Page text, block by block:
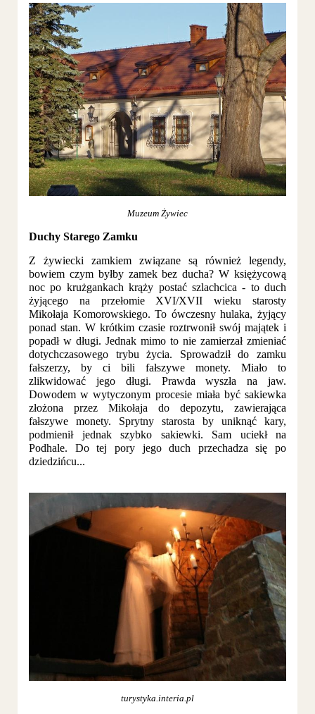
Muzeum Żywiec
Duchy Starego Zamku
Z żywiecki zamkiem związane są również legendy,
bowiem czym byłby zamek bez ducha? W księżycową
noc po krużgankach krąży postać szlachcica - to duch
żyjącego na przełomie XVI/XVII wieku starosty
Mikołaja Komorowskiego. To ówczesny hulaka, żyjący
ponad stan. W krótkim czasie roztrwonił swój majątek i
popadł w długi. Jednak mimo to nie zamierzał zmieniać
dotychczasowego trybu życia. Sprowadził do zamku
fałszerzy, by ci bili fałszywe monety. Miało to
zlikwidować jego długi. Prawda wyszła na jaw.
Dowodem w wytyczonym procesie miała być sakiewka
złożona przez Mikołaja do depozytu, zawierająca
fałszywe monety. Sprytny starosta by uniknąć kary,
podmienił jednak szybko sakiewki. Sam uciekł na
Podhale. Do tej pory jego duch przechadza się po
dziedzińcu...
turystyka.interia.pl